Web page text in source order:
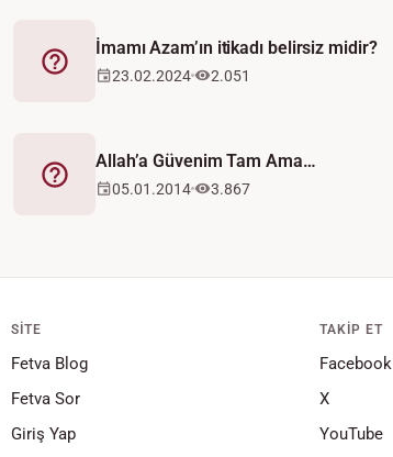
Fetva
İmamı Azam’ın itikadı belirsiz midir?
23.02.2024 2.051
Fetva
Allah’a Güvenim Tam Ama…
05.01.2014 3.867
SITE
Fetva Blog
Fetva Sor
Giriş Yap
TAKIP ET
Facebook
X
YouTube